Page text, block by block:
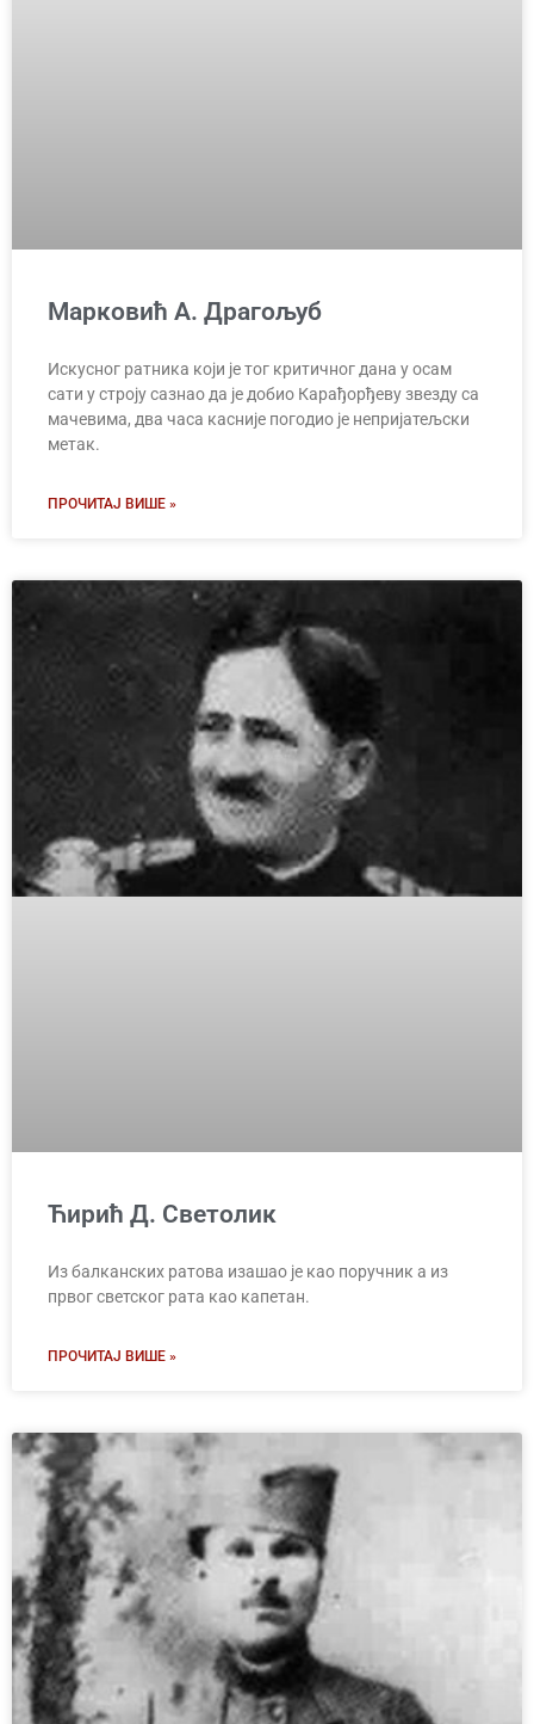
Марковић А. Драгољуб
Искусног ратника који је тог критичног дана у осам
сати у строју сазнао да је добио Карађорђеву звезду са
мачевима, два часа касније погодио је непријатељски
метак.
ПРОЧИТАЈ ВИШЕ »
Ћирић Д. Светолик
Из балканских ратова изашао је као поручник а из
првог светског рата као капетан.
ПРОЧИТАЈ ВИШЕ »